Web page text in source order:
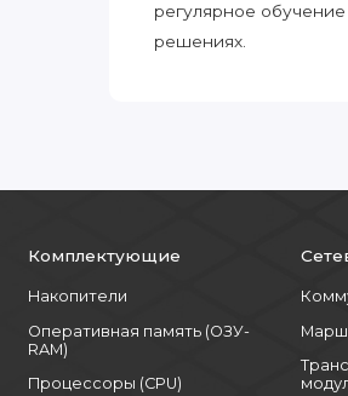
регулярное
решениях.
Комплектующие
Накопители
Оперативная память (ОЗУ-
RAM)
Процессоры (CPU)